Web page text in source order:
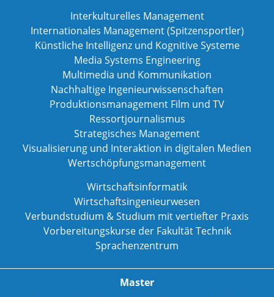
Interkulturelles Management
Internationales Management (Spitzensportler)
Künstliche Intelligenz und Kognitive Systeme
Media Systems Engineering
Multimedia und Kommunikation
Nachhaltige Ingenieurwissenschaften
Produktionsmanagement Film und TV
Ressortjournalismus
Strategisches Management
Visualisierung und Interaktion in digitalen Medien
Wertschöpfungsmanagement
Wirtschaftsinformatik
Wirtschaftsingenieurwesen
Verbundstudium & Studium mit vertiefter Praxis
Vorbereitungskurse der Fakultät Technik
Sprachenzentrum
Master